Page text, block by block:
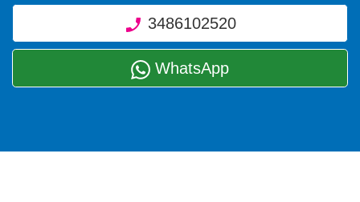
3486102520
WhatsApp